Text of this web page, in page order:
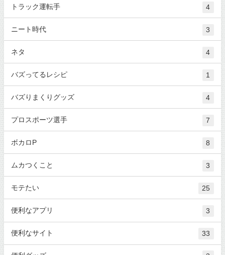
トラック運転手 4
ニート時代 3
ネタ 4
バズってるレシピ 1
バズりまくりグッズ 4
プロスポーツ選手 7
ボカロP 8
ムカつくこと 3
モテたい 25
便利なアプリ 3
便利なサイト 33